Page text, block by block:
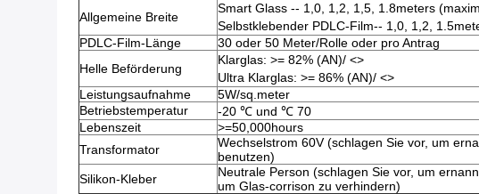
Allgemeine Breite
Smart Glass -- 1,0, 1,2, 1,5, 1.8meters
Selbstklebender PDLC-Film-- 1,0, 1,2,
PDLC-Film-Länge
30 oder 50 Meter/Rolle oder pro Antrag
Helle Beförderung
Klarglas: >= 82% (AN)/ <>
Ultra Klarglas: >= 86% (AN)/ <>
Leistungsaufnahme
5W/sq.meter
Betriebstemperatur
-20 ℃ und ℃ 70
Lebenszeit
>=50,000hours
Transformator
Wechselstrom 60V (schlagen Sie vor, um
benutzen)
Silikon-Kleber
Neutrale Person (schlagen Sie vor, um
um Glas-corrison zu verhindern)